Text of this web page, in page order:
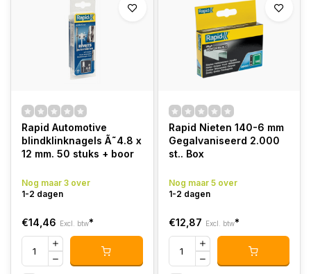
Rapid Automotive
blindklinknagels Ã˜4.8 x
12 mm. 50 stuks + boor
Nog maar 3 over
1-2 dagen
€14,46 Excl. btw*
Rapid Nieten 140-6 mm
Gegalvaniseerd 2.000
st.. Box
Nog maar 5 over
1-2 dagen
€12,87 Excl. btw*